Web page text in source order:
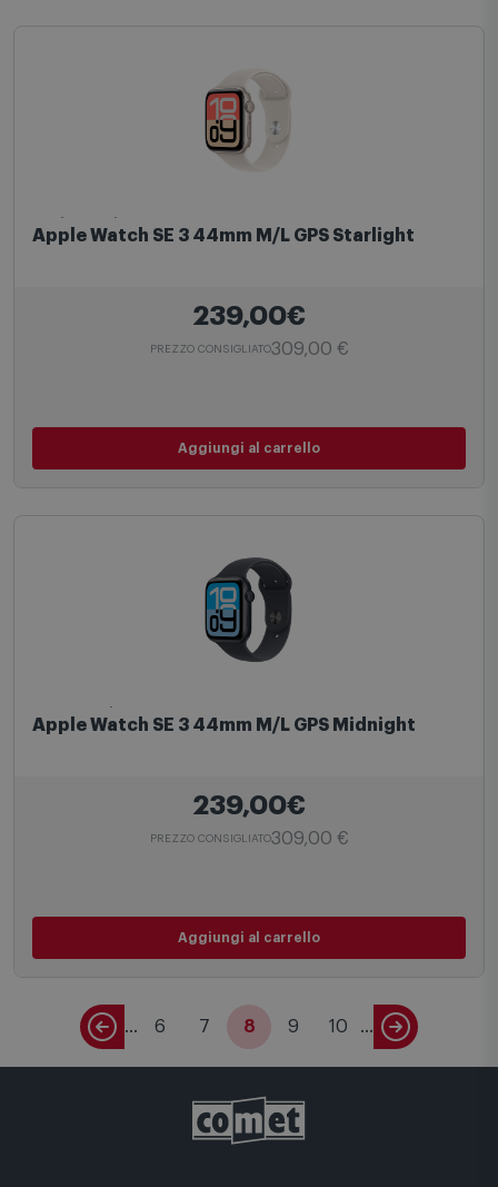
Apple Watch SE 3 44mm M/L GPS Starlight
239,00€
PREZZO CONSIGLIATO309,00 €
Aggiungi al carrello
Apple Watch SE 3 44mm M/L GPS Midnight
239,00€
PREZZO CONSIGLIATO309,00 €
Aggiungi al carrello
... 6 7 8 9 10 ...